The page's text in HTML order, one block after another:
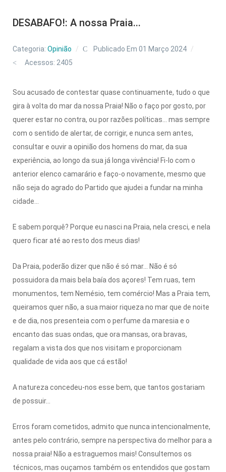
DESABAFO!: A nossa Praia...
Categoria: Opinião
Publicado Em 01 Março 2024
Acessos: 2405
Sou acusado de contestar quase continuamente, tudo o que
gira à volta do mar da nossa Praia! Não o faço por gosto, por
querer estar no contra, ou por razões políticas... mas sempre
com o sentido de alertar, de corrigir, e nunca sem antes,
consultar e ouvir a opinião dos homens do mar, da sua
experiência, ao longo da sua já longa vivência! Fi-lo com o
anterior elenco camarário e faço-o novamente, mesmo que
não seja do agrado do Partido que ajudei a fundar na minha
cidade...
E sabem porquê? Porque eu nasci na Praia, nela cresci, e nela
quero ficar até ao resto dos meus dias!
Da Praia, poderão dizer que não é só mar... Não é só
possuidora da mais bela baía dos açores! Tem ruas, tem
monumentos, tem Nemésio, tem comércio! Mas a Praia tem,
queiramos quer não, a sua maior riqueza no mar que de noite
e de dia, nos presenteia com o perfume da maresia e o
encanto das suas ondas, que ora mansas, ora bravas,
regalam a vista dos que nos visitam e proporcionam
qualidade de vida aos que cá estão!
A natureza concedeu-nos esse bem, que tantos gostariam
de possuir...
Erros foram cometidos, admito que nunca intencionalmente,
antes pelo contrário, sempre na perspectiva do melhor para a
nossa praia! Não a estraguemos mais! Consultemos os
técnicos, mas ouçamos também os entendidos que gostam